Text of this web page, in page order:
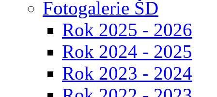
Fotogalerie ŠD
Rok 2025 - 2026
Rok 2024 - 2025
Rok 2023 - 2024